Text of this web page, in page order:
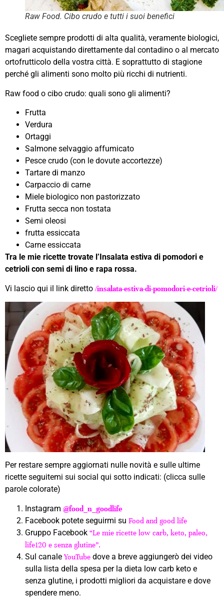
Raw Food. Cibo crudo e tutti i suoi benefici
Scegliete sempre prodotti di alta qualità, veramente biologici,
magari acquistando direttamente dal contadino o al mercato
ortofrutticolo della vostra città. E soprattutto di stagione
perché gli alimenti sono molto più ricchi di nutrienti.
Raw food o cibo crudo: quali sono gli alimenti?
Frutta
Verdura
Ortaggi
Salmone selvaggio affumicato
Pesce crudo (con le dovute accortezze)
Tartare di manzo
Carpaccio di carne
Miele biologico non pastorizzato
Frutta secca non tostata
Semi oleosi
frutta essiccata
Carne essiccata
Tra le mie ricette trovate l’Insalata estiva di pomodori e
cetrioli con semi di lino e rapa rossa.
Vi lascio qui il link diretto /insalata-estiva-di-pomodori-e-cetrioli/
Per restare sempre aggiornati nulle novità e sulle ultime
ricette seguitemi sui social qui sotto indicati: (clicca sulle
parole colorate)
Instagram @food_n_goodlife
Facebook potete seguirmi su Food and good life
Gruppo Facebook “Le mie ricette low carb, keto, paleo,
life120 e senza glutine”.
Sul canale YouTube dove a breve aggiungerò dei video
sulla lista della spesa per la dieta low carb keto e
senza glutine, i prodotti migliori da acquistare e dove
spendere meno.